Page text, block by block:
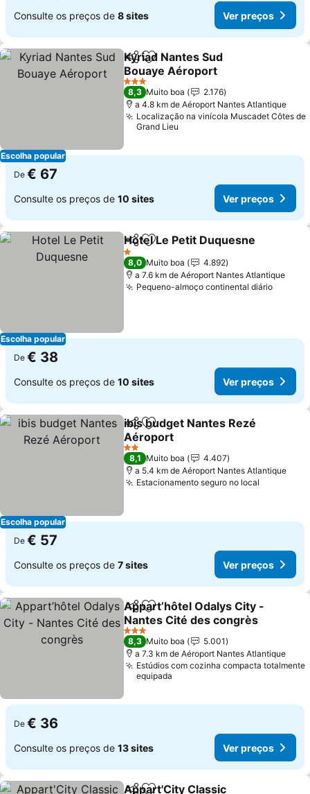
Consulte os preços de 8 sites Ver preços
Escolha popular
PartilharAdicionar aos favoritos
Kyriad Nantes Sud
Bouaye Aéroport
3 Estrelas
8,3 Muito boa
2.176
a 4.8 km de Aéroport Nantes Atlantique
Localização na vinícola Muscadet Côtes de
Grand Lieu
De € 67
Consulte os preços de 10 sites Ver preços
Escolha popular
PartilharAdicionar aos favoritos
Hotel Le Petit Duquesne
1 Estrelas
8,0 Muito boa
4.892
a 7.6 km de Aéroport Nantes Atlantique
Pequeno-almoço continental diário
De € 38
Consulte os preços de 10 sites Ver preços
Escolha popular
PartilharAdicionar aos favoritos
ibis budget Nantes Rezé
Aéroport
2 Estrelas
8,1 Muito boa
4.407
a 5.4 km de Aéroport Nantes Atlantique
Estacionamento seguro no local
De € 57
Consulte os preços de 7 sites Ver preços
PartilharAdicionar aos favoritos
Appart’hôtel Odalys City -
Nantes Cité des congrès
3 Estrelas
8,3 Muito boa
5.001
a 7.3 km de Aéroport Nantes Atlantique
Estúdios com cozinha compacta totalmente
equipada
De € 36
Consulte os preços de 13 sites Ver preços
Appart'City Classic